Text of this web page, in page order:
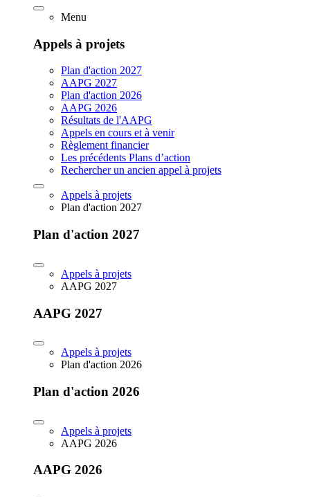
Menu
Appels à projets
Plan d'action 2027
AAPG 2027
Plan d'action 2026
AAPG 2026
Résultats de l'AAPG
Appels en cours et à venir
Règlement financier
Les précédents Plans d’action
Rechercher un ancien appel à projets
Appels à projets
Plan d'action 2027
Plan d'action 2027
Appels à projets
AAPG 2027
AAPG 2027
Appels à projets
Plan d'action 2026
Plan d'action 2026
Appels à projets
AAPG 2026
AAPG 2026